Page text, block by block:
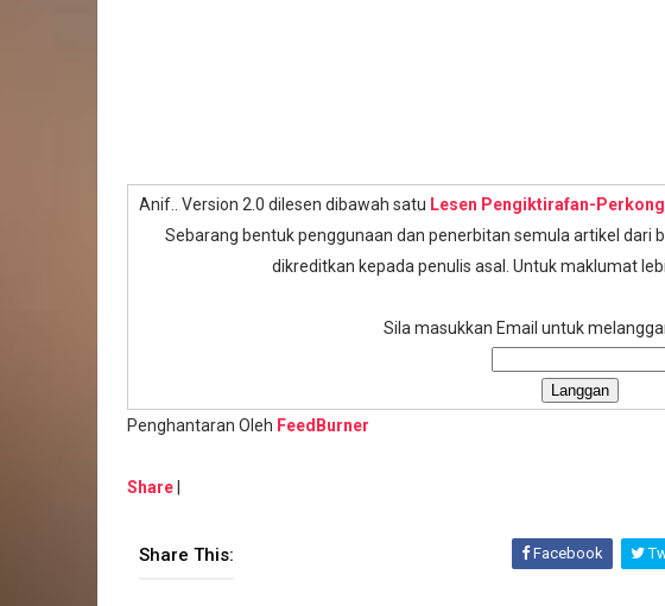
Anif.. Version 2.0 dilesen dibawah satu Lesen Pengiktirafan-
Sebarang bentuk penggunaan dan penerbitan semula artikel dari
dikreditkan kepada penulis asal. Untuk maklumat
Sila masukkan Email untuk
Penghantaran Oleh FeedBurner
Share
Share This: Facebook